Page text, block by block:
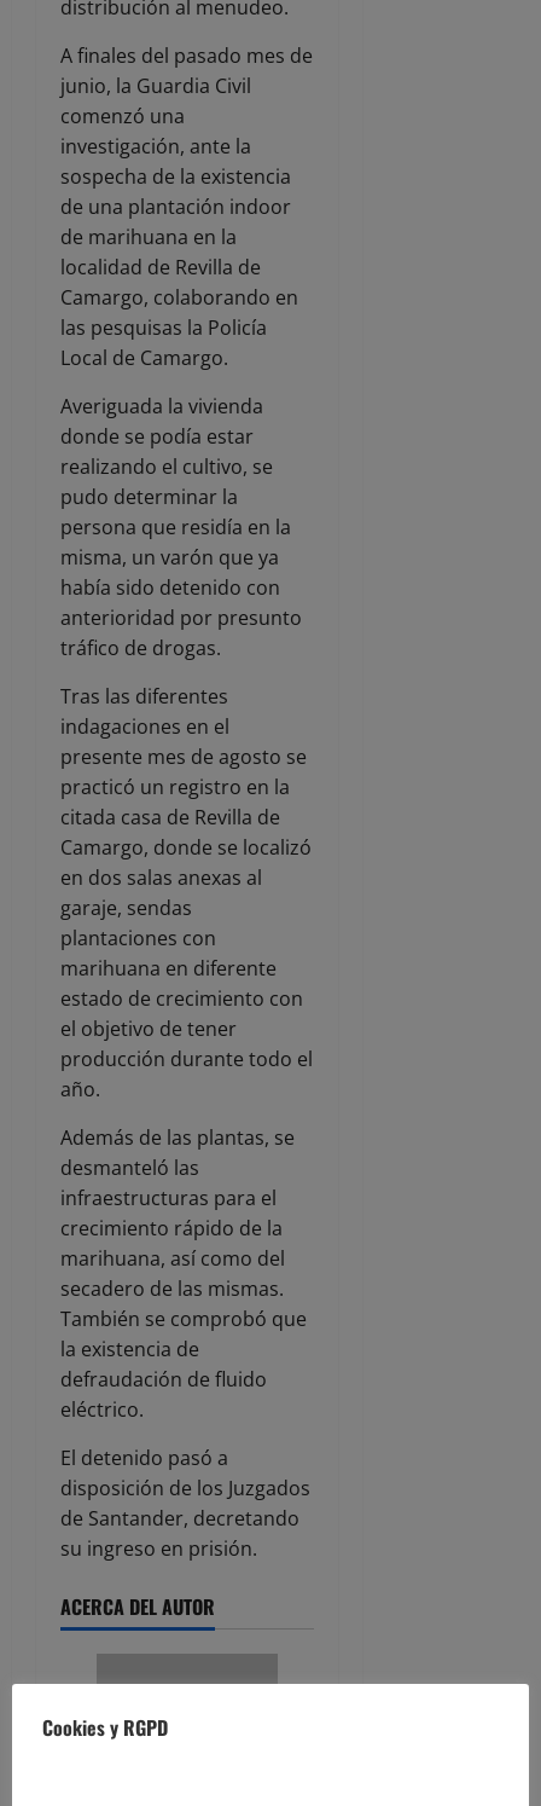
distribución al menudeo.
A finales del pasado mes de
junio, la Guardia Civil
comenzó una
investigación, ante la
sospecha de la existencia
de una plantación indoor
de marihuana en la
localidad de Revilla de
Camargo, colaborando en
las pesquisas la Policía
Local de Camargo.
Averiguada la vivienda
donde se podía estar
realizando el cultivo, se
pudo determinar la
persona que residía en la
misma, un varón que ya
había sido detenido con
anterioridad por presunto
tráfico de drogas.
Tras las diferentes
indagaciones en el
presente mes de agosto se
practicó un registro en la
citada casa de Revilla de
Camargo, donde se localizó
en dos salas anexas al
garaje, sendas
plantaciones con
marihuana en diferente
estado de crecimiento con
el objetivo de tener
producción durante todo el
año.
Además de las plantas, se
desmanteló las
infraestructuras para el
crecimiento rápido de la
marihuana, así como del
secadero de las mismas.
También se comprobó que
la existencia de
defraudación de fluido
eléctrico.
El detenido pasó a
disposición de los Juzgados
de Santander, decretando
su ingreso en prisión.
ACERCA DEL AUTOR
Cookies y RGPD